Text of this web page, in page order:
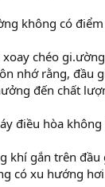
không có
chéo
nhớ rằng, đầu
đến chất
điều hòa
khí gắn trên
có xu hướng